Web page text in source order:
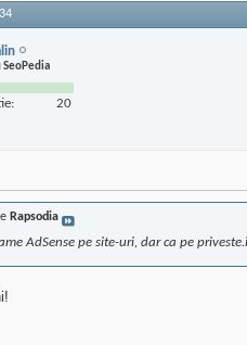
20
Rapsodia
AdSense pe site-uri, dar ca pe